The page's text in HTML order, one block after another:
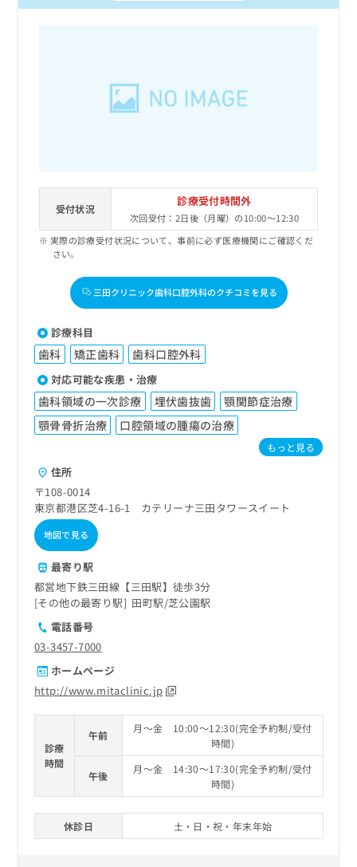
受付状況
診療受付時間外
次回受付：2日後（月曜）の10:00～12:30
実際の診療受付状況について、事前に必ず医療機関にご確認くだ
さい。
三田クリニック歯科口腔外科のクチコミを見る
診療科目
歯科 矯正歯科 歯科口腔外科
対応可能な疾患・治療
歯科領域の一次診療 埋伏歯抜歯
顎関節症治療
顎骨骨折治療
口腔領域の腫瘍の治療
もっと見る
住所
〒108-0014
東京都港区芝4-16-1 カテリーナ三田タワースイート
地図で見る
最寄り駅
都営地下鉄三田線【三田駅】徒歩3分
その他の最寄り駅
田町駅 芝公園駅
電話番号
03-3457-7000
ホームページ
http://www.mitaclinic.jp
診療
時間
午前
月～金 10:00～12:30(完全予約制/受付
時間)
午後
月～金 14:30～17:30(完全予約制/受付
時間)
休診日 土・日・祝・年末年始